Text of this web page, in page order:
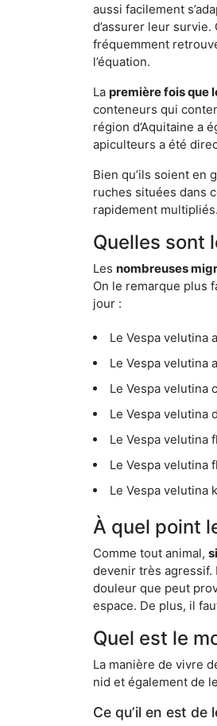
aussi facilement
d’assurer leur
fréquemment
l’équation.
La première fois que
conteneurs qui
région d’Aquitaine a
apiculteurs a été
Bien qu’ils soient en
ruches situées dans
rapidement
Quelles sont
Les nombreuses
On le remarque plus
jour :
Le Vespa velutina
Le Vespa velutina
Le Vespa velutina
Le Vespa velutina
Le Vespa velutina
Le Vespa velutina
Le Vespa velutina
À quel point
Comme tout animal,
devenir très agressif.
douleur que peut
espace. De plus, il
Quel est le
La manière de vivre
nid et également de
Ce qu’il en est de